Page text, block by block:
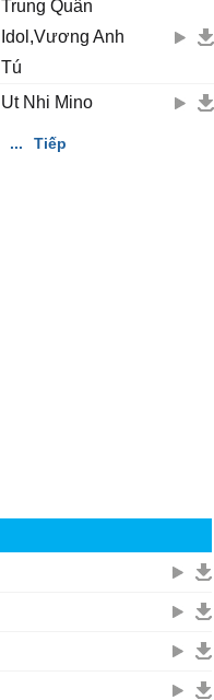
Trung Quân
Idol,Vương Anh
Tú
Ut Nhi Mino
... Tiếp